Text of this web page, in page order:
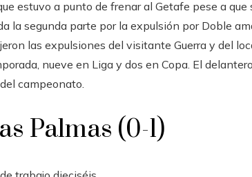
estuvo a punto de frenar al Getafe pese a que
la segunda parte por la expulsión por Doble
las expulsiones del visitante Guerra y del
nueve en Liga y dos en Copa. El
campeonato.
Palmas (0-1)